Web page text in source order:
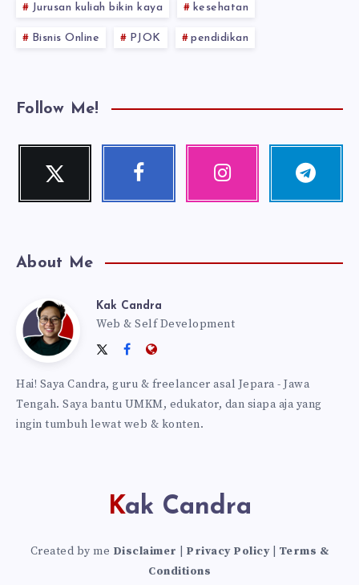
Jurusan kuliah bikin kaya kesehatan
Bisnis Online PJOK pendidikan
Follow Me!
Twitter
Follow
Facebook Instagram Telegram
Follow
About Me
Kak
Candra
Kak Candra
Web & Self Development
Follow
on
Twitter
Follow
Facebook
Website:
Hai! Saya Candra, guru & freelancer asal Jepara - Jawa
Tengah. Saya bantu UMKM, edukator, dan siapa aja yang
ingin tumbuh lewat web & konten.
Kak Candra
Created by me Disclaimer Privacy Policy| Terms &
Conditions